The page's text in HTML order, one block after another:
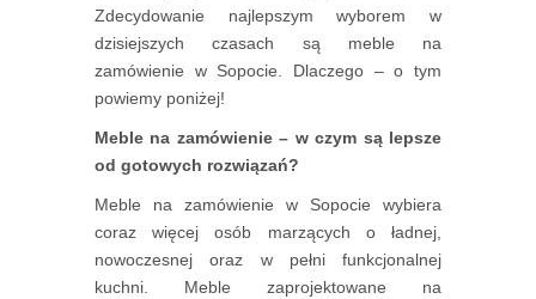
Zdecydowanie najlepszym wyborem w
dzisiejszych czasach są meble na
zamówienie w Sopocie. Dlaczego – o tym
powiemy poniżej!
Meble na zamówienie – w czym są lepsze
od gotowych rozwiązań?
Meble na zamówienie w Sopocie wybiera
coraz więcej osób marzących o ładnej,
nowoczesnej oraz w pełni funkcjonalnej
kuchni. Meble zaprojektowane na